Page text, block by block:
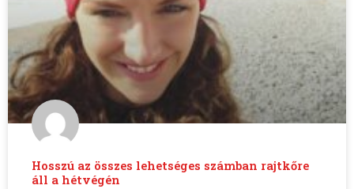
Hosszú az összes lehetséges számban rajtkőre
áll a hétvégén